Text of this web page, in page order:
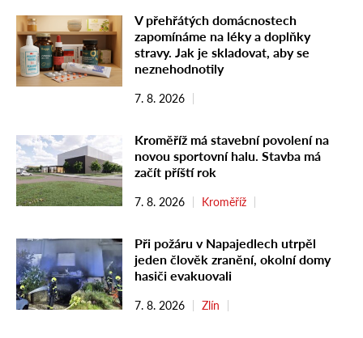
V přehřátých domácnostech
zapomínáme na léky a doplňky
stravy. Jak je skladovat, aby se
neznehodnotily
7. 8. 2026
Kroměříž má stavební povolení na
novou sportovní halu. Stavba má
začít příští rok
7. 8. 2026 Kroměříž
Při požáru v Napajedlech utrpěl
jeden člověk zranění, okolní domy
hasiči evakuovali
7. 8. 2026 Zlín